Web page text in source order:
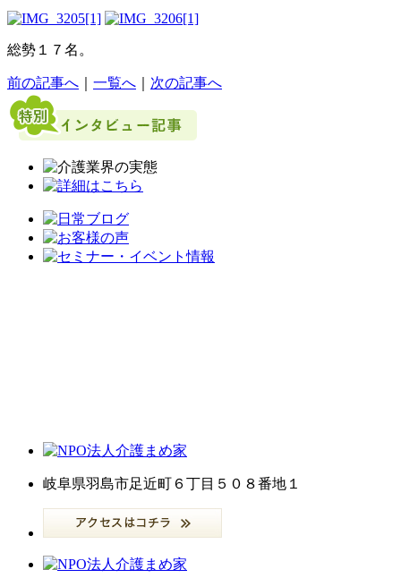
総勢１７名。
前の記事へ 一覧へ 次の記事へ
岐阜県羽島市足近町６丁目５０８番地１